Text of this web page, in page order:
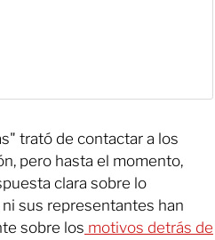
trató de contactar a los
pero hasta el momento,
clara sobre lo
sus representantes han
sobre los motivos detrás de